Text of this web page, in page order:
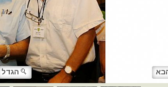
הגדל